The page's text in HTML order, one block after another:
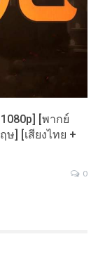
[พากย์
ษ] [เสียงไทย +
0